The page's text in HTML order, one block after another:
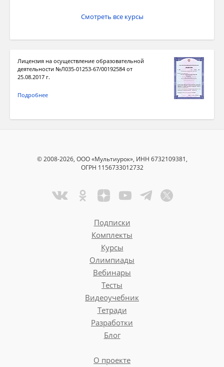
Смотреть все курсы
Лицензия на осуществление образовательной
деятельности №Л035-01253-67/00192584 от
25.08.2017 г.
Подробнее
© 2008-2026, ООО «Мультиурок», ИНН 6732109381,
ОГРН 1156733012732
Подписки
Комплекты
Курсы
Олимпиады
Вебинары
Тесты
Видеоучебник
Тетради
Разработки
Блог
О проекте